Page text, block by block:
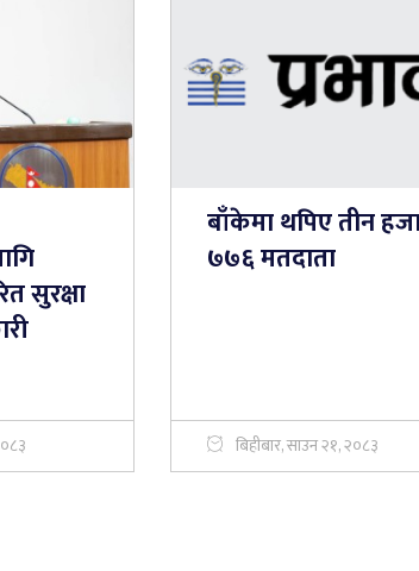
सुरक्षा
बाँकेमा थपिए तीन
७७६ मतदाता
बिहीबार, साउन २१, २०८३